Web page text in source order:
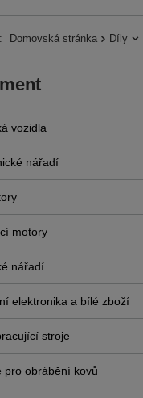
Domovská stránka Díly
vozidla
nářadí
motory
nářadí
elektronika a bílé zboží
stroje
pro obrábění kovů